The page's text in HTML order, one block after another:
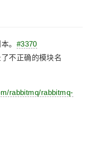
。 #3370
不正确的模块名
rabbitmq/rabbitmq-